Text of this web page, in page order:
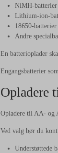
NiMH-batterier
Lithium-ion-
18650-batterier
Andre
En batterioplader
Engangsbatterier
Opladere
Opladere til AA- og
Ved valg bør du
Understøttede